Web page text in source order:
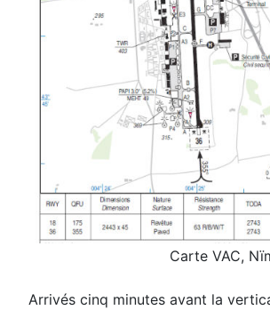
Carte VAC,
Arrivés cinq minutes avant la